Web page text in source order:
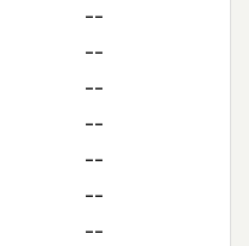
--
--
--
--
--
--
--